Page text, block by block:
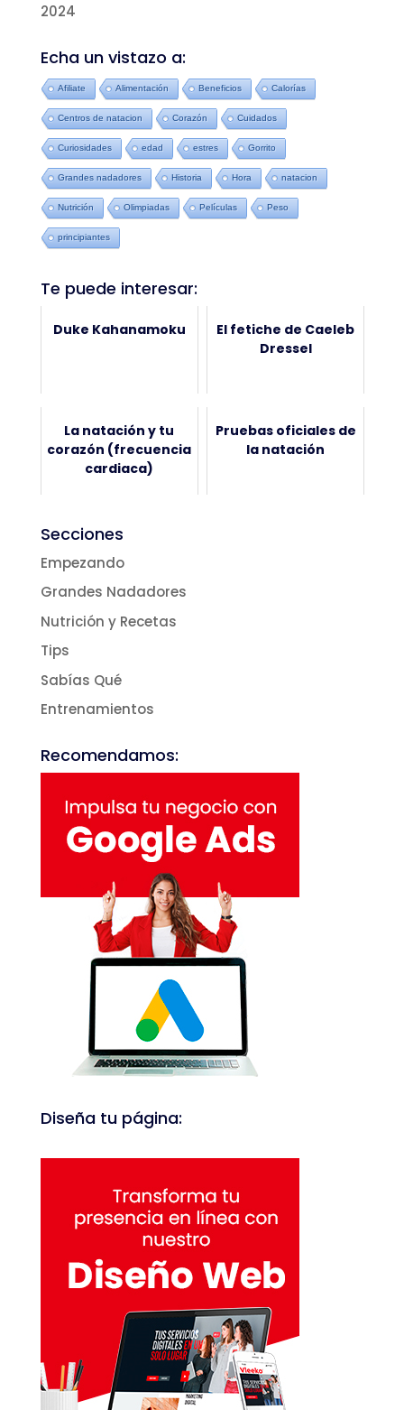
2024
Echa un vistazo a:
Afiliate Alimentación Beneficios Calorías
Centros de natacion Corazón Cuidados
Curiosidades edad estres Gorrito
Grandes nadadores Historia Hora natacion
Nutrición Olimpiadas Películas Peso
principiantes
Te puede interesar:
Duke Kahanamoku
El fetiche de Caeleb
Dressel
La natación y tu
corazón (frecuencia
cardiaca)
Pruebas oficiales de
la natación
Secciones
Empezando
Grandes Nadadores
Nutrición y Recetas
Tips
Sabías Qué
Entrenamientos
Recomendamos:
Diseña tu página: